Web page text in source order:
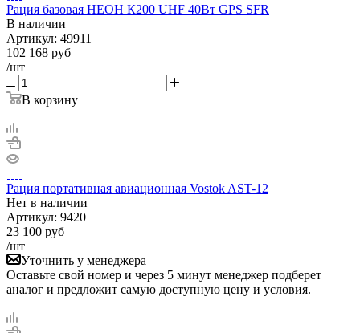
Рация базовая НЕОН К200 UHF 40Вт GPS SFR
В наличии
Артикул: 49911
102 168 руб
/шт
В корзину
Рация портативная авиационная Vostok AST-12
Нет в наличии
Артикул: 9420
23 100 руб
/шт
Уточнить у менеджера
Оставьте свой номер и через 5 минут менеджер подберет
аналог и предложит самую доступную цену и условия.